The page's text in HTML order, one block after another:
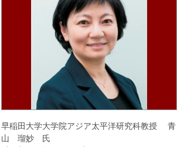
早稲田大学大学院アジア太平洋研究科教授 青
山 瑠妙 氏